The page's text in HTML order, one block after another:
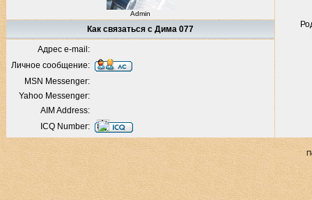
Admin
Как связаться с Дима 077
Адрес e-mail:
Личное сообщение:
MSN Messenger:
Yahoo Messenger:
AIM Address:
ICQ Number: